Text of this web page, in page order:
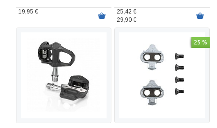
19,95 €
25,42 €
29,90 €
25 %